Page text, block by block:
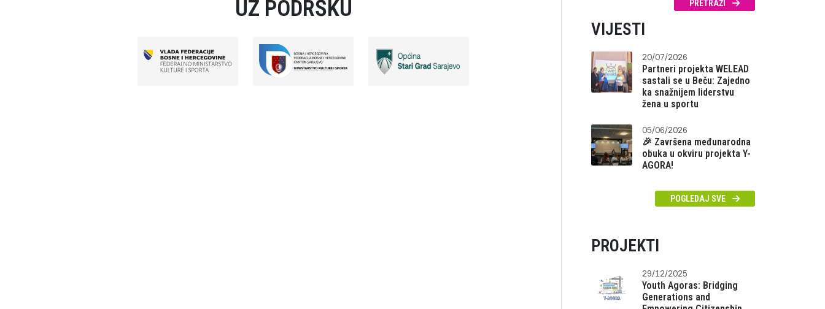
UZ PODRŠKU PRETRAŽI
VIJESTI
20/07/2026
Partneri projekta WELEAD
sastali se u Beču: Zajedno
ka snažnijem liderstvu
žena u sportu
05/06/2026
🎉 Završena međunarodna
obuka u okviru projekta Y-
AGORA!
POGLEDAJ SVE
PROJEKTI
29/12/2025
Youth Agoras: Bridging
Generations and